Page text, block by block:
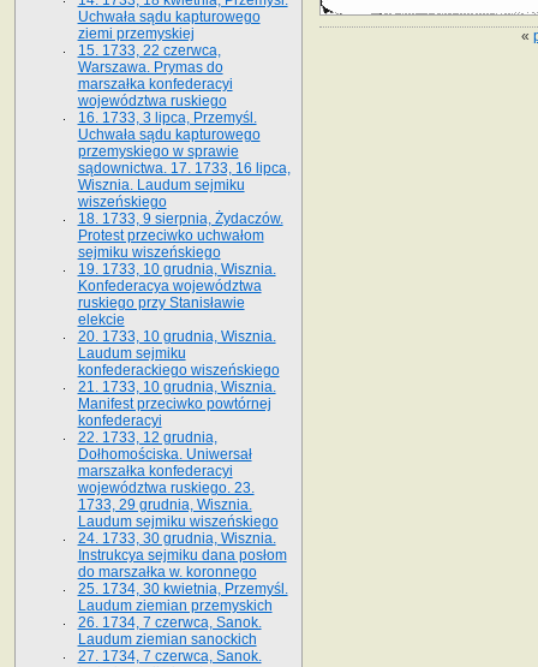
«
Uchwała sądu kapturowego
ziemi przemyskiej
15. 1733, 22 czerwca,
Warszawa. Prymas do
marszałka konfederacyi
województwa ruskiego
16. 1733, 3 lipca, Przemyśl.
Uchwała sądu kapturowego
przemyskiego w sprawie
sądownictwa. 17. 1733, 16 lipca,
Wisznia. Laudum sejmiku
wiszeńskiego
18. 1733, 9 sierpnia, Żydaczów.
Protest przeciwko uchwałom
sejmiku wiszeńskiego
19. 1733, 10 grudnia, Wisznia.
Konfederacya województwa
ruskiego przy Stanisławie
elekcie
20. 1733, 10 grudnia, Wisznia.
Laudum sejmiku
konfederackiego wiszeńskiego
21. 1733, 10 grudnia, Wisznia.
Manifest przeciwko powtórnej
konfederacyi
22. 1733, 12 grudnia,
Dołhomościska. Uniwersał
marszałka konfederacyi
województwa ruskiego. 23.
1733, 29 grudnia, Wisznia.
Laudum sejmiku wiszeńskiego
24. 1733, 30 grudnia, Wisznia.
Instrukcya sejmiku dana posłom
do marszałka w. koronnego
25. 1734, 30 kwietnia, Przemyśl.
Laudum ziemian przemyskich
26. 1734, 7 czerwca, Sanok.
Laudum ziemian sanockich
27. 1734, 7 czerwca, Sanok.